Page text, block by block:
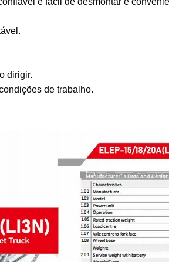
dirigir.
de trabalho.